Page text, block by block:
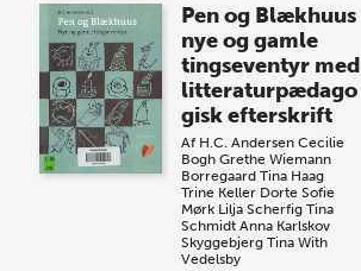
Pen og Blækhuus
nye og gamle
tingseventyr med
litteraturpædago
gisk efterskrift
Af H.C. Andersen Cecilie
Bogh Grethe Wiemann
Borregaard Tina Haag
Trine Keller Dorte Sofie
Mørk Lilja Scherfig Tina
Schmidt Anna Karlskov
Skyggebjerg Tina With
Vedelsby